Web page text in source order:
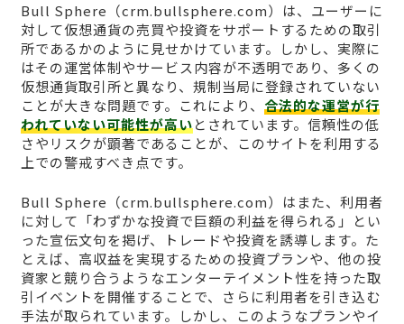
Bull Sphere（crm.bullsphere.com）は、ユーザーに
対して仮想通貨の売買や投資をサポートするための取引
所であるかのように見せかけています。しかし、実際に
はその運営体制やサービス内容が不透明であり、多くの
仮想通貨取引所と異なり、規制当局に登録されていない
ことが大きな問題です。これにより、 合法的な運営が行
われていない可能性が高いとされています。信頼性の低
さやリスクが顕著であることが、このサイトを利用する
上での警戒すべき点です。
Bull Sphere（crm.bullsphere.com）はまた、利用者
に対して「わずかな投資で巨額の利益を得られる」とい
った宣伝文句を掲げ、トレードや投資を誘導します。た
とえば、高収益を実現するための投資プランや、他の投
資家と競り合うようなエンターテイメント性を持った取
引イベントを開催することで、さらに利用者を引き込む
手法が取られています。しかし、このようなプランやイ